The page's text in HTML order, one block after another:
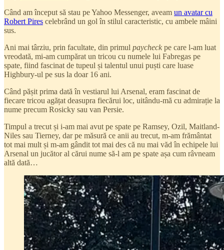
Când am început să stau pe Yahoo Messenger, aveam un avatar cu
Robert Pires celebrând un gol în stilul caracteristic, cu ambele mâini
sus.
Ani mai târziu, prin facultate, din primul paycheck pe care l-am luat
vreodată, mi-am cumpărat un tricou cu numele lui Fabregas pe
spate, fiind fascinat de tupeul și talentul unui puști care luase
Highbury-ul pe sus la doar 16 ani.
Când pășit prima dată în vestiarul lui Arsenal, eram fascinat de
fiecare tricou agățat deasupra fiecărui loc, uitându-mă cu admirație la
nume precum Rosicky sau van Persie.
Timpul a trecut și i-am mai avut pe spate pe Ramsey, Ozil, Maitland-
Niles sau Tierney, dar pe măsură ce anii au trecut, m-am frământat
tot mai mult și m-am gândit tot mai des că nu mai văd în echipele lui
Arsenal un jucător al cărui nume să-l am pe spate așa cum râvneam
altă dată…